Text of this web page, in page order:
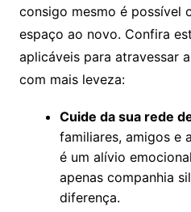
consigo mesmo é possível
espaço ao novo. Confira
aplicáveis para atravessar
com mais leveza:
Cuide da sua rede
familiares, amigos e
é um alívio
apenas companhia
diferença.